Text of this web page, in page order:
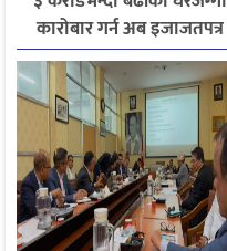
कारोबार गर्न अब इजाजतपत्र
अनिवार्य